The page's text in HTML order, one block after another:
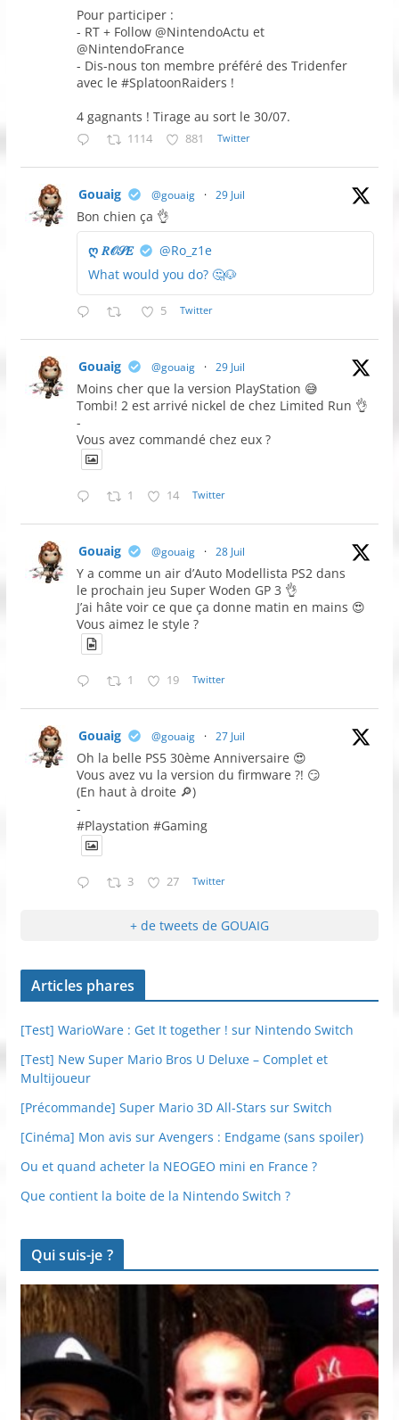
Pour participer :
- RT + Follow @NintendoActu et
@NintendoFrance
- Dis-nous ton membre préféré des Tridenfer
avec le #SplatoonRaiders !
4 gagnants ! Tirage au sort le 30/07.
1114 881 Twitter
Gouaig @gouaig · 29 Juil
Bon chien ça 👌
ღ 𝑅𝒪𝒮𝐸
@Ro_z1e
What would you do? 🤔🐶
5 Twitter
Gouaig @gouaig · 29 Juil
Moins cher que la version PlayStation 😅
Tombi! 2 est arrivé nickel de chez Limited Run 👌
-
Vous avez commandé chez eux ?
1 14 Twitter
Gouaig @gouaig · 28 Juil
Y a comme un air d’Auto Modellista PS2 dans
le prochain jeu Super Woden GP 3 👌
J’ai hâte voir ce que ça donne matin en mains 😍
Vous aimez le style ?
1 19 Twitter
Gouaig @gouaig · 27 Juil
Oh la belle PS5 30ème Anniversaire 😍
Vous avez vu la version du firmware ?! 😏
(En haut à droite 🔎)
-
#Playstation #Gaming
3 27 Twitter
+ de tweets de GOUAIG
Articles phares
[Test] WarioWare : Get It together ! sur Nintendo Switch
[Test] New Super Mario Bros U Deluxe – Complet et
Multijoueur
[Précommande] Super Mario 3D All-Stars sur Switch
[Cinéma] Mon avis sur Avengers : Endgame (sans spoiler)
Ou et quand acheter la NEOGEO mini en France ?
Que contient la boite de la Nintendo Switch ?
Qui suis-je ?